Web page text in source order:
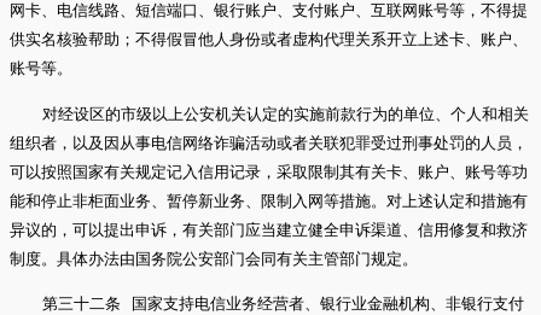
网卡、电信线路、短信端口、银行账户、支付账户、互联网账号等，不得提
供实名核验帮助；不得假冒他人身份或者虚构代理关系开立上述卡、账户、
账号等。
对经设区的市级以上公安机关认定的实施前款行为的单位、个人和相关
组织者，以及因从事电信网络诈骗活动或者关联犯罪受过刑事处罚的人员，
可以按照国家有关规定记入信用记录，采取限制其有关卡、账户、账号等功
能和停止非柜面业务、暂停新业务、限制入网等措施。对上述认定和措施有
异议的，可以提出申诉，有关部门应当建立健全申诉渠道、信用修复和救济
制度。具体办法由国务院公安部门会同有关主管部门规定。
第三十二条 国家支持电信业务经营者、银行业金融机构、非银行支付